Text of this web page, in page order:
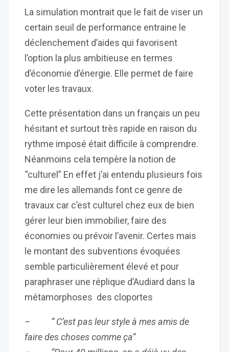
La simulation montrait que le fait de viser un
certain seuil de performance entraine le
déclenchement d’aides qui favorisent
l’option la plus ambitieuse en termes
d’économie d’énergie. Elle permet de faire
voter les travaux.
Cette présentation dans un français un peu
hésitant et surtout très rapide en raison du
rythme imposé était difficile à comprendre.
Néanmoins cela tempère la notion de
“culturel” En effet j’ai entendu plusieurs fois
me dire les allemands font ce genre de
travaux car c’est culturel chez eux de bien
gérer leur bien immobilier, faire des
économies ou prévoir l’avenir. Certes mais
le montant des subventions évoquées
semble particulièrement élevé et pour
paraphraser une réplique d’Audiard dans la
métamorphoses des cloportes
– ” C’est pas leur style à mes amis de
faire des choses comme ça”